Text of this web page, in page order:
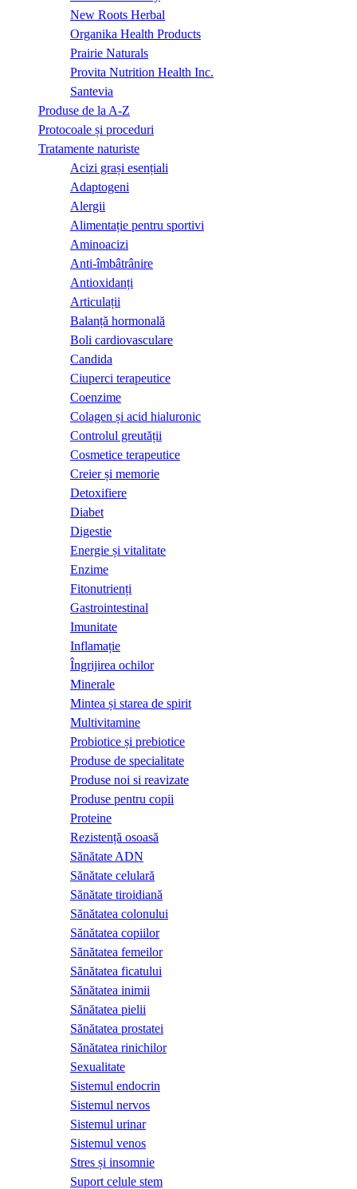
New Roots Herbal
Organika Health Products
Prairie Naturals
Provita Nutrition Health Inc.
Santevia
Produse de la A-Z
Protocoale și proceduri
Tratamente naturiste
Acizi grași esențiali
Adaptogeni
Alergii
Alimentație pentru sportivi
Aminoacizi
Anti-îmbâtrânire
Antioxidanți
Articulații
Balanță hormonală
Boli cardiovasculare
Candida
Ciuperci terapeutice
Coenzime
Colagen și acid hialuronic
Controlul greutății
Cosmetice terapeutice
Creier și memorie
Detoxifiere
Diabet
Digestie
Energie și vitalitate
Enzime
Fitonutrienți
Gastrointestinal
Imunitate
Inflamație
Îngrijirea ochilor
Minerale
Mintea și starea de spirit
Multivitamine
Probiotice și prebiotice
Produse de specialitate
Produse noi si reavizate
Produse pentru copii
Proteine
Rezistență osoasă
Sănătate ADN
Sănătate celulară
Sănătate tiroidiană
Sănătatea colonului
Sănătatea copiilor
Sănătatea femeilor
Sănătatea ficatului
Sănătatea inimii
Sănătatea pielii
Sănătatea prostatei
Sănătatea rinichilor
Sexualitate
Sistemul endocrin
Sistemul nervos
Sistemul urinar
Sistemul venos
Stres și insomnie
Suport celule stem